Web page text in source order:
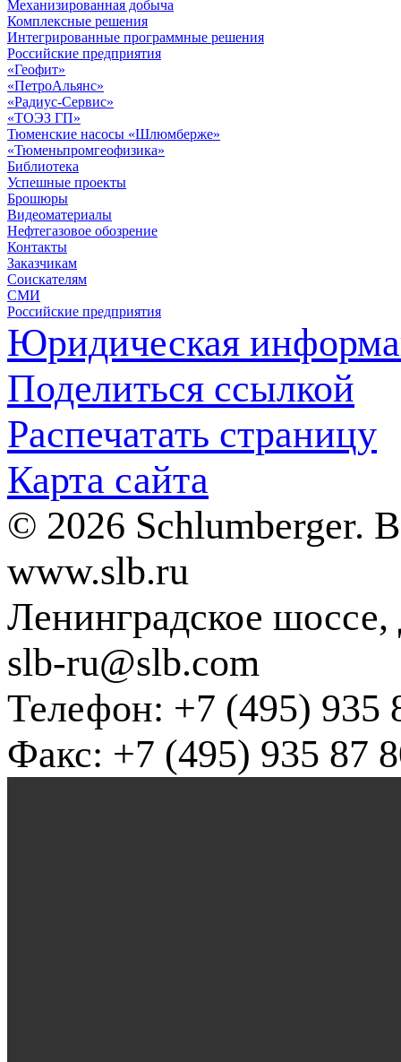
Механизированная добыча
Комплексные решения
Интегрированные программные решения
Российские предприятия
«Геофит»
«ПетроАльянс»
«Радиус-Сервис»
«ТОЭЗ ГП»
Тюменские насосы «Шлюмберже»
«Тюменьпромгеофизика»
Библиотека
Успешные проекты
Брошюры
Видеоматериалы
Нефтегазовое обозрение
Контакты
Заказчикам
Соискателям
СМИ
Российские предприятия
Юридическая
Поделиться ссылкой
Распечатать страницу
Карта сайта
© 2026 Schlumberger.
www.slb.ru
Ленинградское
slb-ru@slb.com
Телефон: +7 (495) 935
Факс: +7 (495) 935 87